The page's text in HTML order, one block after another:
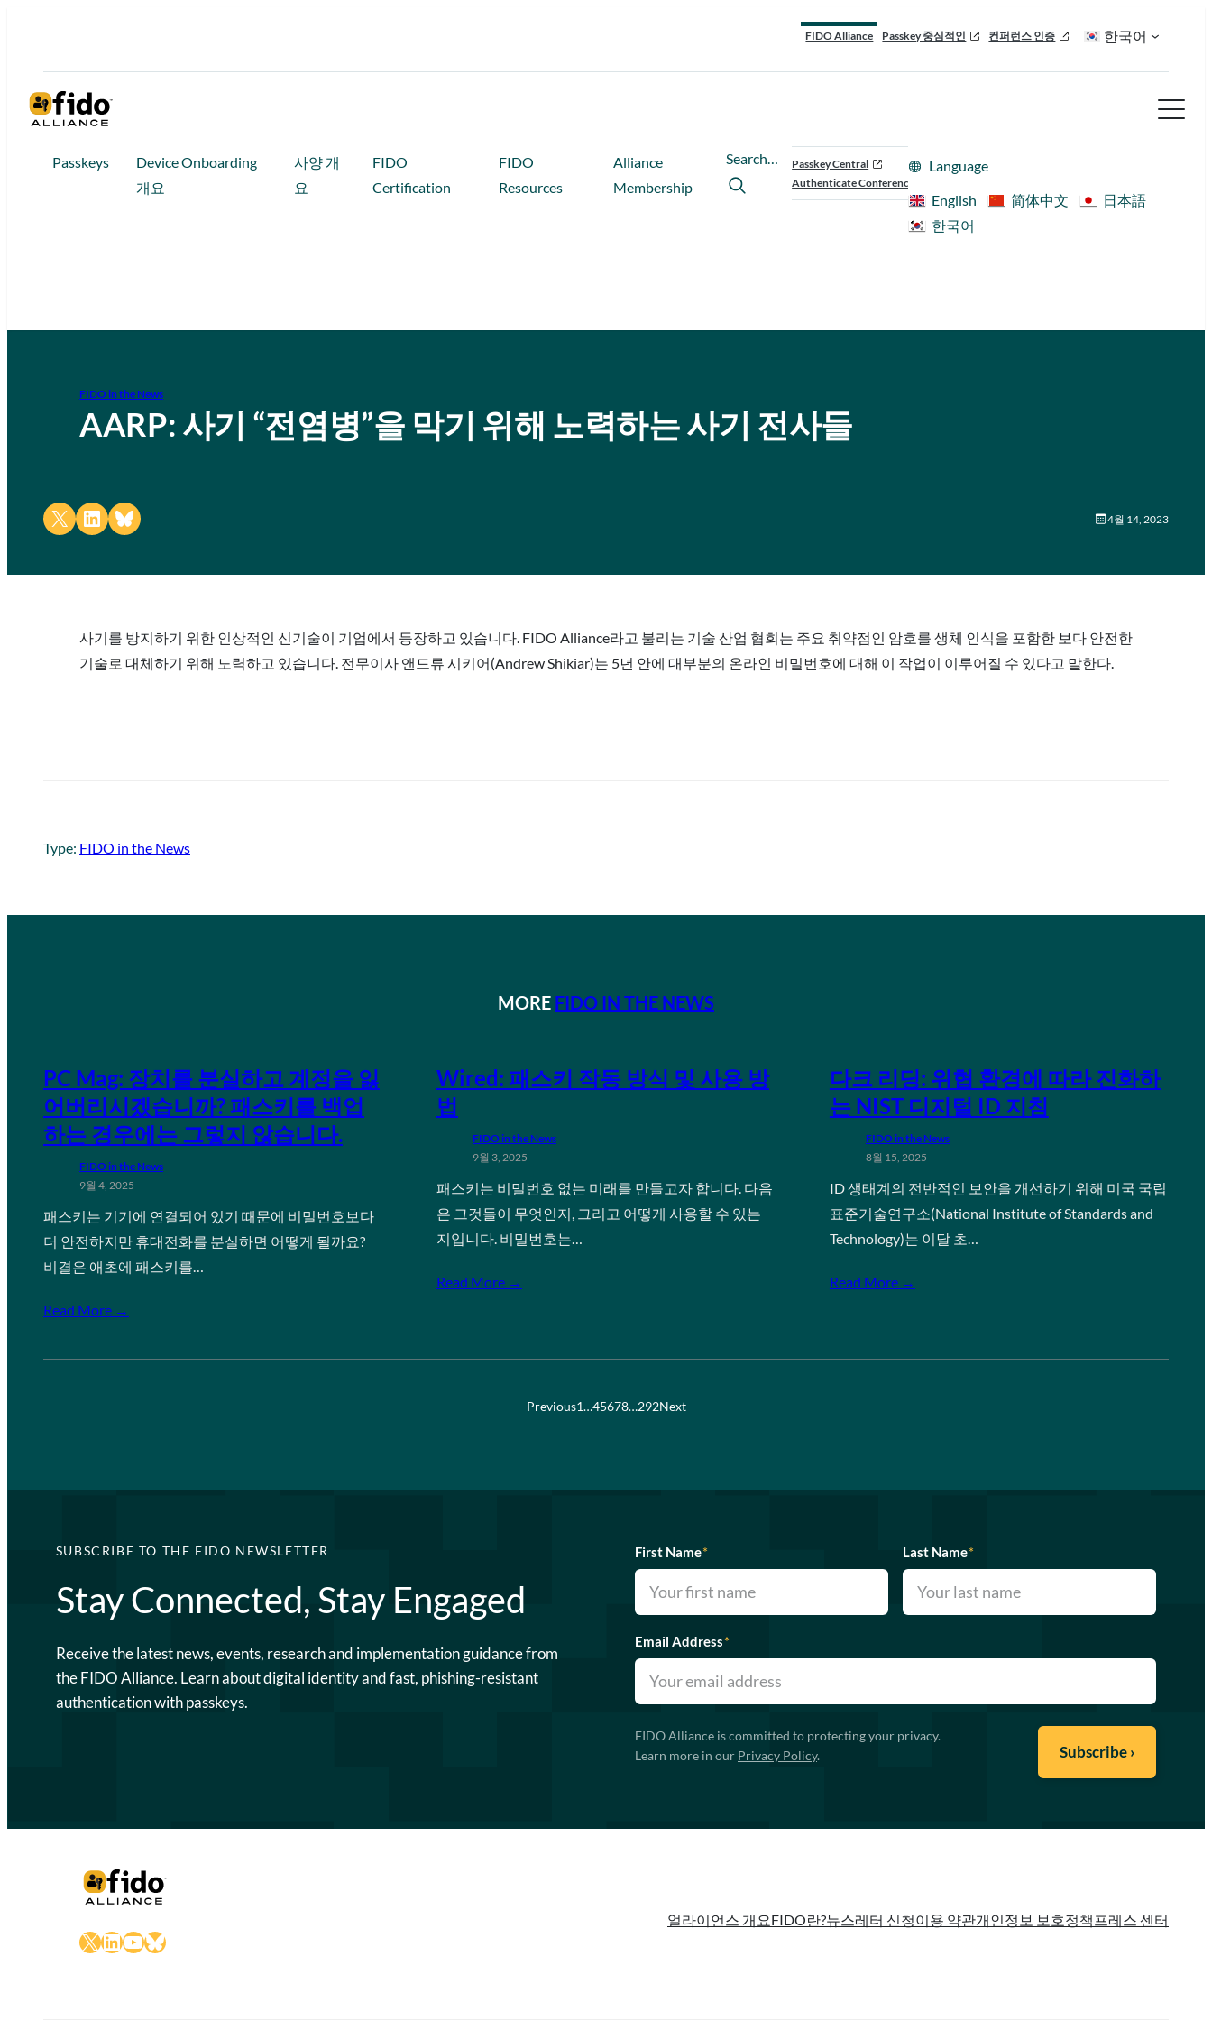
FIDO Alliance Passkey 중심적인 컨퍼런스 인증 한국어
Passkeys
Device Onboarding
개요
사양 개
요
FIDO
Certification
FIDO
Resources
Alliance
Membership
Search…
Passkey Central
Authenticate Conference
Language
English
简体中文
日本語
한국어
FIDO in the News
AARP: 사기 “전염병”을 막기 위해 노력하는 사기 전사들
Share on X Share on LinkedIn
Share on Bluesky 4월 14, 2023
사기를 방지하기 위한 인상적인 신기술이 기업에서 등장하고 있습니다. FIDO Alliance라고 불리는 기술 산업 협회는 주요 취약점인 암호를 생체 인식을 포함한 보다 안전한
기술로 대체하기 위해 노력하고 있습니다. 전무이사 앤드류 시키어(Andrew Shikiar)는 5년 안에 대부분의 온라인 비밀번호에 대해 이 작업이 이루어질 수 있다고 말한다.
Type: FIDO in the News
MORE FIDO IN THE NEWS
PC Mag: 장치를 분실하고 계정을 잃
어버리시겠습니까? 패스키를 백업
하는 경우에는 그렇지 않습니다.
FIDO in the News
9월 4, 2025
패스키는 기기에 연결되어 있기 때문에 비밀번호보다
더 안전하지만 휴대전화를 분실하면 어떻게 될까요?
비결은 애초에 패스키를…
Read More →
Wired: 패스키 작동 방식 및 사용 방
법
FIDO in the News
9월 3, 2025
패스키는 비밀번호 없는 미래를 만들고자 합니다. 다음
은 그것들이 무엇인지, 그리고 어떻게 사용할 수 있는
지입니다. 비밀번호는…
Read More →
다크 리딩: 위협 환경에 따라 진화하
는 NIST 디지털 ID 지침
FIDO in the News
8월 15, 2025
ID 생태계의 전반적인 보안을 개선하기 위해 미국 국립
표준기술연구소(National Institute of Standards and
Technology)는 이달 초…
Read More →
Previous1…45678…292Next
SUBSCRIBE TO THE FIDO NEWSLETTER
Stay Connected, Stay Engaged
Receive the latest news, events, research and implementation guidance from
the FIDO Alliance. Learn about digital identity and fast, phishing-resistant
authentication with passkeys.
First Name* Last Name*
Email Address*
FIDO Alliance is committed to protecting your privacy.
Learn more in our Privacy Policy.
X LinkedIn
YouTube
Bluesky
얼라이언스 개요FIDO란?뉴스레터 신청이용 약관개인정보 보호정책 프레스 센터